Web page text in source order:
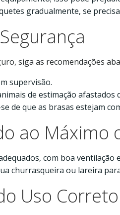
gradualmente, se
siga as recomendações
supervisão.
de estimação
de que as brasas estejam
ao Máximo
com boa
churrasqueira ou lareira
Uso Correto